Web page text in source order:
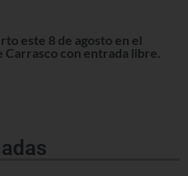
este 8 de agosto en el
Carrasco con entrada libre.